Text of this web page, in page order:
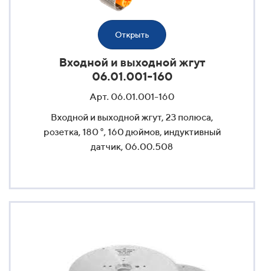
Открыть
Входной и выходной жгут
06.01.001-160
Арт. 06.01.001-160
Входной и выходной жгут, 23 полюса,
розетка, 180 °, 160 дюймов, индуктивный
датчик, 06.00.508